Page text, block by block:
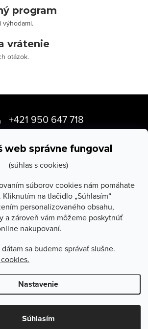
web správne fungoval
(súhlas s cookies)
súborov cookies nám pomáhate
na tlačidlo „Súhlasím“
personalizovaného obsahu,
a zároveň vám môžeme poskytnúť
nakupovaní.
sa budeme správať slušne.
Nastavenie
Súhlasím
program
výhodami.
vrátenie
otázok.
+421 950 647 718
. Všetky práva vyhradené.Upraviť
nastavenie cookies